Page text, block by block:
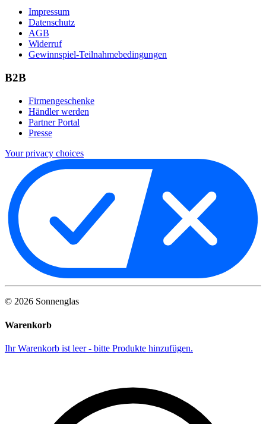
Impressum
Datenschutz
AGB
Widerruf
Gewinnspiel-Teilnahmebedingungen
B2B
Firmengeschenke
Händler werden
Partner Portal
Presse
Your privacy choices
© 2026 Sonnenglas
Warenkorb
Ihr Warenkorb ist leer - bitte Produkte hinzufügen.